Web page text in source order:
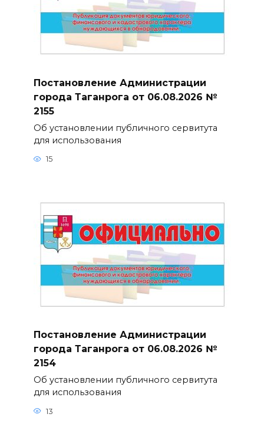
Постановление Администрации
города Таганрога от 06.08.2026 №
2155
Об установлении публичного сервитута
для использования
15
Постановление Администрации
города Таганрога от 06.08.2026 №
2154
Об установлении публичного сервитута
для использования
13